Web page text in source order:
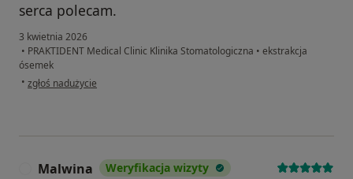
serca polecam.
3 kwietnia 2026
• PRAKTIDENT Medical Clinic Klinika Stomatologiczna • ekstrakcja
ósemek
• w opinii użytkownika Aliaksandr
zgłoś nadużycie
Malwina Weryfikacja wizyty